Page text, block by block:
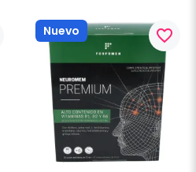
Nuevo favorite_border